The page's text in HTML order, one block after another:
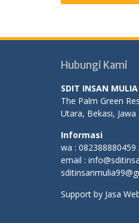
Hubungi Kami
SDIT INSAN MULIA
The Palm Green
Utara, Bekasi,
Informasi
wa :
email :
Support by Jasa